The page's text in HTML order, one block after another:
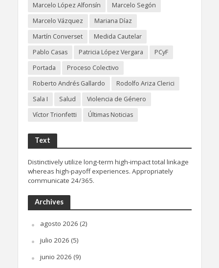
Marcelo López Alfonsín
Marcelo Segón
Marcelo Vázquez
Mariana Díaz
Martín Converset
Medida Cautelar
Pablo Casas
Patricia López Vergara
PCyF
Portada
Proceso Colectivo
Roberto Andrés Gallardo
Rodolfo Ariza Clerici
Sala I
Salud
Violencia de Género
Víctor Trionfetti
Últimas Noticias
Text
Distinctively utilize long-term high-impact total linkage
whereas high-payoff experiences. Appropriately
communicate 24/365.
Archives
agosto 2026 (2)
julio 2026 (5)
junio 2026 (9)